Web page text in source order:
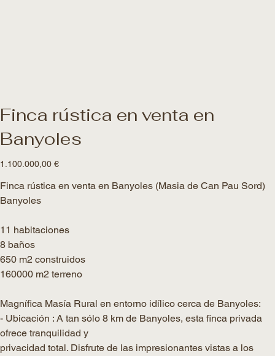
Finca rústica en venta en
Banyoles
Precio
1.100.000,00 €
Finca rústica en venta en Banyoles (Masia de Can Pau Sord)
Banyoles
11 habitaciones
8 baños
650 m2 construidos
160000 m2 terreno
Magnífica Masía Rural en entorno idílico cerca de Banyoles:
- Ubicación : A tan sólo 8 km de Banyoles, esta finca privada
ofrece tranquilidad y
privacidad total. Disfrute de las impresionantes vistas a los